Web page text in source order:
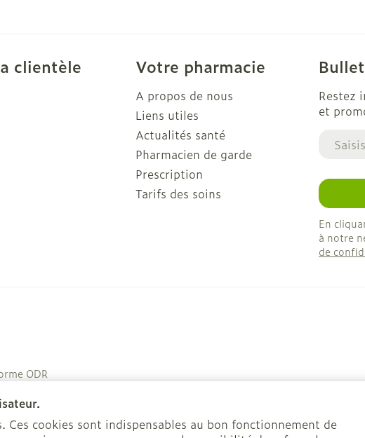
cookies sont indispensables au bon fonctionnement de
clientèle Votre pharmacie
A propos de nous
Liens utiles
Actualités santé
Pharmacien de garde
Prescription
Tarifs des soins
Restez
et
En
à notre
de
ODR